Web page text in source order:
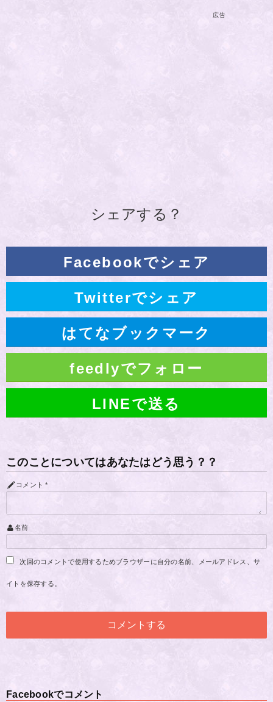
広告
シェアする？
Facebookでシェア
Twitterでシェア
はてなブックマーク
feedlyでフォロー
LINEで送る
このことについてはあなたはどう思う？？
コメント *
名前
次回のコメントで使用するためブラウザーに自分の名前、メールアドレス、サ
イトを保存する。
Facebookでコメント